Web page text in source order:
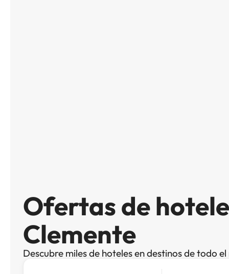
Ofertas de
Clemente
Descubre miles de hoteles en destinos de todo